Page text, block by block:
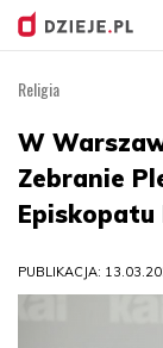
Religia
W
Zebranie
Episkopatu
PUBLIKACJA: